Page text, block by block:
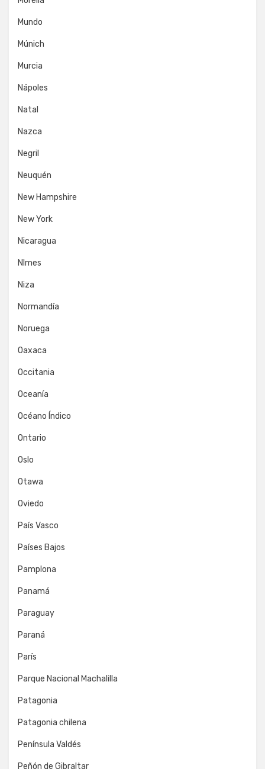
Mundo
Múnich
Murcia
Nápoles
Natal
Nazca
Negril
Neuquén
New Hampshire
New York
Nicaragua
NImes
Niza
Normandía
Noruega
Oaxaca
Occitania
Oceanía
Océano Índico
Ontario
Oslo
Otawa
Oviedo
País Vasco
Países Bajos
Pamplona
Panamá
Paraguay
Paraná
París
Parque Nacional Machalilla
Patagonia
Patagonia chilena
Península Valdés
Peñón de Gibraltar